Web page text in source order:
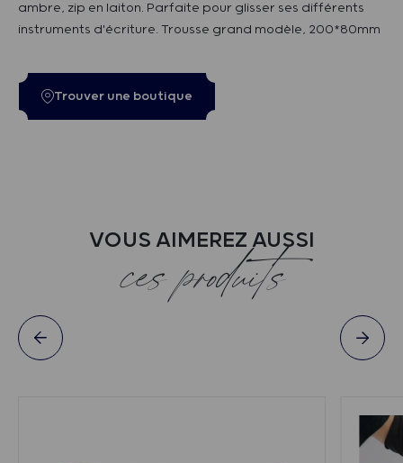
ambre, zip en laiton. Parfaite pour glisser ses différents
instruments d'écriture. Trousse grand modèle, 200*80mm
Trouver une boutique
VOUS AIMEREZ AUSSI
ces produits